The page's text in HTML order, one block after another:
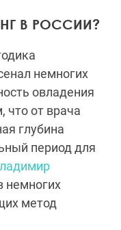
В РОССИИ?
немногих
овладения
что от врача
глубина
период для
немногих
метод